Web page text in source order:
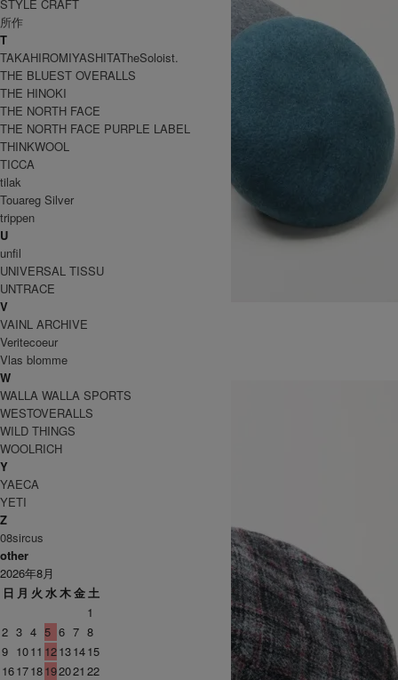
BASQUE BERET
8,250円(税込) 4,950円(税込)
DECHO
デコー
STYLE CRAFT
所作
T
TAKAHIROMIYASHITATheSoloist.
THE BLUEST OVERALLS
THE HINOKI
THE NORTH FACE
THE NORTH FACE PURPLE LABEL
THINKWOOL
TICCA
tilak
Touareg Silver
trippen
U
unfil
UNIVERSAL TISSU
UNTRACE
V
VAINL ARCHIVE
Veritecoeur
Vlas blomme
W
WALLA WALLA SPORTS
WESTOVERALLS
WILD THINGS
WOOLRICH
Y
YAECA
YETI
Z
08sircus
other
2026年8月
日 月 火 水木金土
1
2 3 4 5 6 7 8
9 1011 12131415
161718192021 22